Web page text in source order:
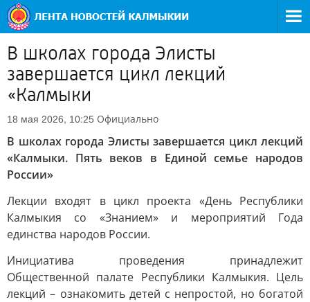
В школах города Элисты
завершается цикл лекций
«Калмыки
18 мая 2026, 10:25 Официально
В школах города Элисты завершается цикл лекций
«Калмыки. Пять веков в Единой семье народов
России»
Лекции входят в цикл проекта «День Республики
Калмыкия со «Знанием» и мероприятий Года
единства народов России.
Инициатива проведения принадлежит
Общественной палате Республики Калмыкия. Цель
лекций – ознакомить детей с непростой, но богатой